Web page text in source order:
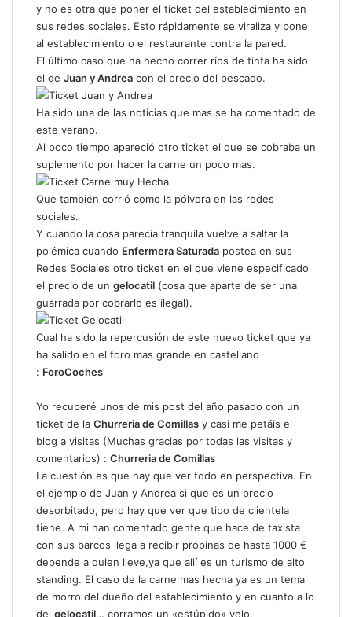
y no es otra que poner el ticket del establecimiento en
sus redes sociales. Esto rápidamente se viraliza y pone
al establecimiento o el restaurante contra la pared.
El último caso que ha hecho correr ríos de tinta ha sido
el de Juan y Andrea con el precio del pescado.
Ha sido una de las noticias que mas se ha comentado de
este verano.
Al poco tiempo apareció otro ticket el que se cobraba un
suplemento por hacer la carne un poco mas.
Que también corrió como la pólvora en las redes
sociales.
Y cuando la cosa parecía tranquila vuelve a saltar la
polémica cuando Enfermera Saturada postea en sus
Redes Sociales otro ticket en el que viene especificado
el precio de un gelocatil (cosa que aparte de ser una
guarrada por cobrarlo es ilegal).
Cual ha sido la repercusión de este nuevo ticket que ya
ha salido en el foro mas grande en castellano
: ForoCoches
Yo recuperé unos de mis post del año pasado con un
ticket de la Churreria de Comillas y casi me petáis el
blog a visitas (Muchas gracias por todas las visitas y
comentarios) : Churreria de Comillas
La cuestión es que hay que ver todo en perspectiva. En
el ejemplo de Juan y Andrea si que es un precio
desorbitado, pero hay que ver que tipo de clientela
tiene. A mi han comentado gente que hace de taxista
con sus barcos llega a recibir propinas de hasta 1000 €
depende a quien lleve,ya que allí es un turismo de alto
standing. El caso de la carne mas hecha ya es un tema
de morro del dueño del establecimiento y en cuanto a lo
del gelocatil… corramos un «estúpido» velo.